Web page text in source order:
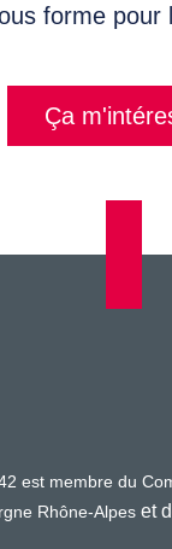
forme
Ça
est membre du
Rhône-Alpes et